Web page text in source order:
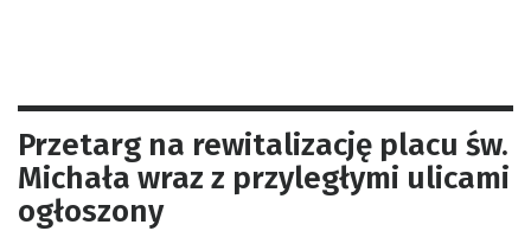
Przetarg na rewitalizację placu św.
Michała wraz z przyległymi ulicami
ogłoszony